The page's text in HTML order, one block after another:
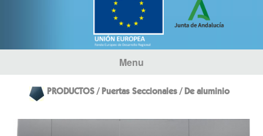
Menu
PRODUCTOS / Puertas Seccionales / De aluminio